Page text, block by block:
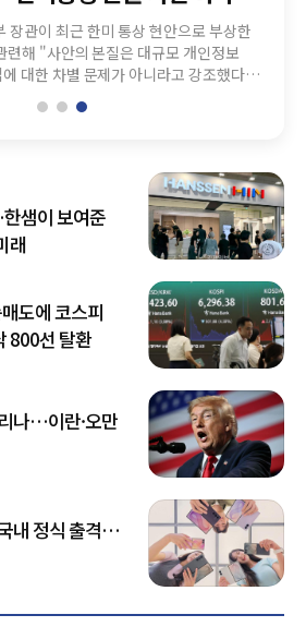
거를 앞두고 김민석·정청래 후보 간
혹의 실체와 증거 공개 여부가 전당대회
고 있다. 김 후보는 6일 자신이 제기한
혹'과 관련해 "문제를 제기할 정도의
했지만, 정 후보는 "근거를 대지 못하면
의 근거는 충분히 나와 있다고
후보는 이날 김어준 씨가 진행하는
' 유튜브에 나와 "합동수사본부 수
장관이 최근 한미 통상 현안으로 부상한
해 "사안의 본질은 대규모 개인정보
대한 차별 문제가 아니라고 강조했다.
간에도 해당 사안을 바라보는 시각에는
. 김 장관은 6일 서울 프레스센터에서
가 많지만 상무부와 미국무역대표부
사안의 본질을 보다 정확히 이해하고
국 정치권 일각에서 쿠팡이 미국산
회장이 임기 마지막 해 NH투자증권
이자·비이자이익 확대에 힘입어 실적
협은행·생명·손보 등 계열사의
권에 편중된 성장 지표는 과제로 꼽힌다.
금융의 올해 상반기 당기순이익은
동기 2조8092억원보다 14% 증가했다.
익이 나란히 증가하면서 순익 확대를
반기 이자이익은 4조4422억원으로
다 8.4%
샘이 보여준
래
도에 코스피
800선 탈환
나…이란·오만
내 정식 출격…